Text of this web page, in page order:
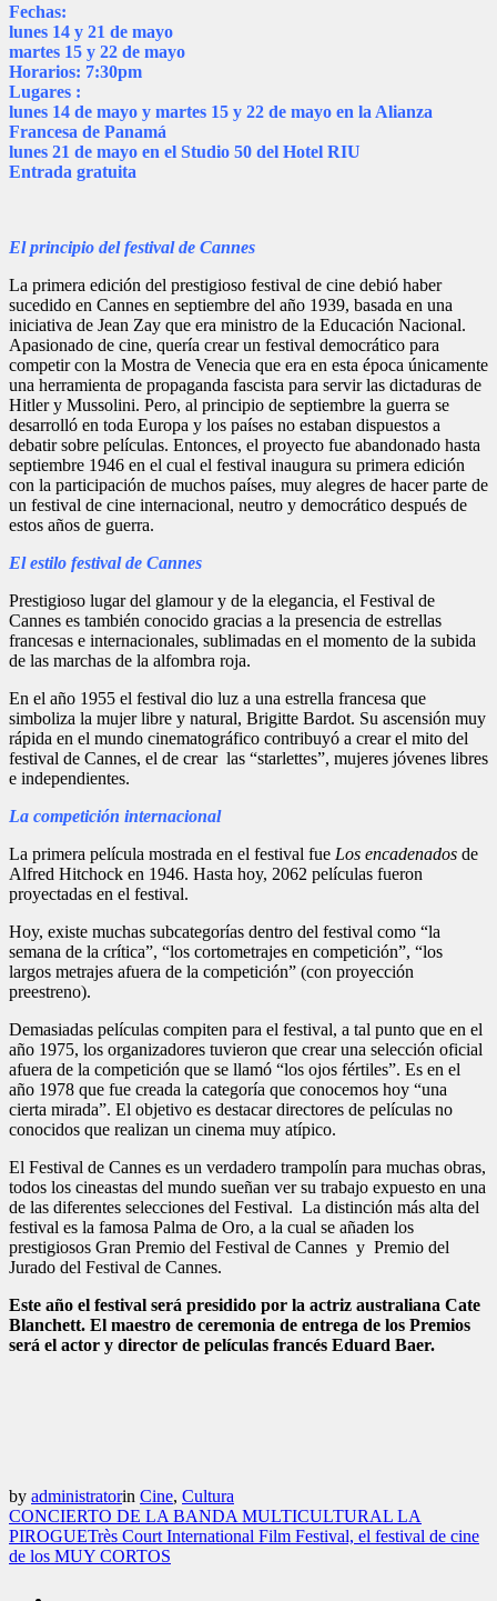
Fechas:
lunes 14 y 21 de mayo
martes 15 y 22 de mayo
Horarios: 7:30pm
Lugares :
lunes 14 de mayo y martes 15 y 22 de mayo en la Alianza
Francesa de Panamá
lunes 21 de mayo en el Studio 50 del Hotel RIU
Entrada gratuita
El principio del festival de Cannes
La primera edición del prestigioso festival de cine debió haber
sucedido en Cannes en septiembre del año 1939, basada en una
iniciativa de Jean Zay que era ministro de la Educación Nacional.
Apasionado de cine, quería crear un festival democrático para
competir con la Mostra de Venecia que era en esta época únicamente
una herramienta de propaganda fascista para servir las dictaduras de
Hitler y Mussolini. Pero, al principio de septiembre la guerra se
desarrolló en toda Europa y los países no estaban dispuestos a
debatir sobre películas. Entonces, el proyecto fue abandonado hasta
septiembre 1946 en el cual el festival inaugura su primera edición
con la participación de muchos países, muy alegres de hacer parte de
un festival de cine internacional, neutro y democrático después de
estos años de guerra.
El estilo festival de Cannes
Prestigioso lugar del glamour y de la elegancia, el Festival de
Cannes es también conocido gracias a la presencia de estrellas
francesas e internacionales, sublimadas en el momento de la subida
de las marchas de la alfombra roja.
En el año 1955 el festival dio luz a una estrella francesa que
simboliza la mujer libre y natural, Brigitte Bardot. Su ascensión muy
rápida en el mundo cinematográfico contribuyó a crear el mito del
festival de Cannes, el de crear las “starlettes”, mujeres jóvenes libres
e independientes.
La competición internacional
La primera película mostrada en el festival fue Los encadenados de
Alfred Hitchock en 1946. Hasta hoy, 2062 películas fueron
proyectadas en el festival.
Hoy, existe muchas subcategorías dentro del festival como “la
semana de la crítica”, “los cortometrajes en competición”, “los
largos metrajes afuera de la competición” (con proyección
preestreno).
Demasiadas películas compiten para el festival, a tal punto que en el
año 1975, los organizadores tuvieron que crear una selección oficial
afuera de la competición que se llamó “los ojos fértiles”. Es en el
año 1978 que fue creada la categoría que conocemos hoy “una
cierta mirada”. El objetivo es destacar directores de películas no
conocidos que realizan un cinema muy atípico.
El Festival de Cannes es un verdadero trampolín para muchas obras,
todos los cineastas del mundo sueñan ver su trabajo expuesto en una
de las diferentes selecciones del Festival. La distinción más alta del
festival es la famosa Palma de Oro, a la cual se añaden los
prestigiosos Gran Premio del Festival de Cannes y Premio del
Jurado del Festival de Cannes.
Este año el festival será presidido por la actriz australiana Cate
Blanchett. El maestro de ceremonia de entrega de los Premios
será el actor y director de películas francés Eduard Baer.
by administratorin Cine, Cultura
CONCIERTO DE LA BANDA MULTICULTURAL LA
PIROGUETrès Court International Film Festival, el festival de cine
de los MUY CORTOS